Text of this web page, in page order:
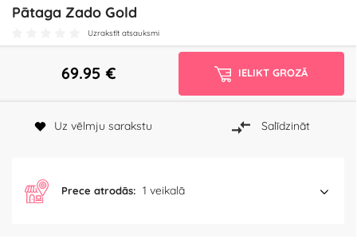
Pātaga Zado Gold
Uzrakstīt atsauksmi
69.95 € IELIKT GROZĀ
Uz vēlmju sarakstu Salīdzināt
Prece atrodās: 1 veikalā